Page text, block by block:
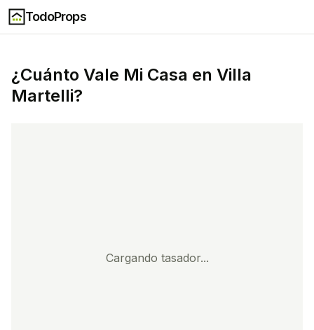
TodoProps
¿Cuánto Vale Mi Casa en Villa
Martelli?
Cargando tasador...